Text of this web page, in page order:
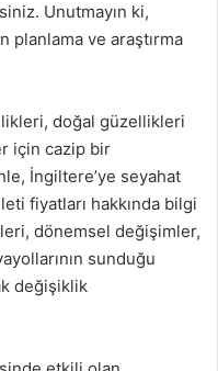
Unutmayın ki,
planlama ve araştırma
doğal güzellikleri
için cazip bir
İngiltere’ye seyahat
fiyatları hakkında bilgi
dönemsel değişimler,
sunduğu
değişiklik